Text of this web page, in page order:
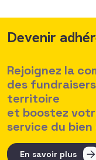
Devenir
Rejoignez la
des
territoire
et boostez
service du bien
En savoir plus